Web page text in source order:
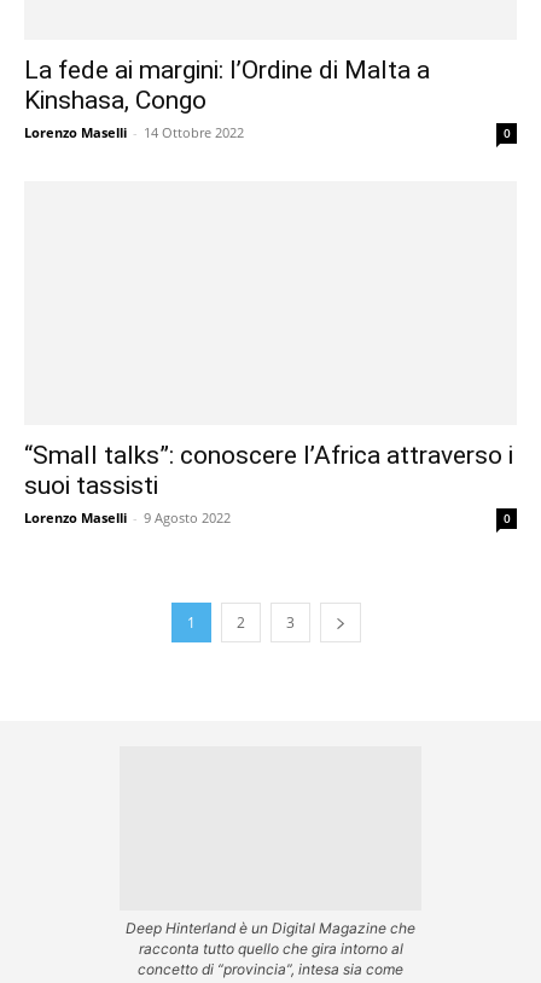
La fede ai margini: l’Ordine di Malta a
Kinshasa, Congo
Lorenzo Maselli - 14 Ottobre 2022 0
“Small talks”: conoscere l’Africa attraverso i
suoi tassisti
Lorenzo Maselli - 9 Agosto 2022 0
1 2 3
Deep Hinterland è un Digital Magazine che
racconta tutto quello che gira intorno al
concetto di “provincia”, intesa sia come